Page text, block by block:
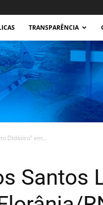
TRANSPARÊNCIA
Didático” em...
Santos